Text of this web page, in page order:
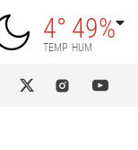
4°
TEMP
49%
HUM